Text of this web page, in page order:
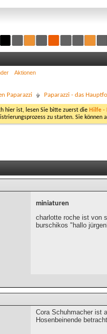
Aktionen
Paparazzi Paparazzi - das
hier ist, lesen Sie bitte zuerst die Hilfe -
zu starten. Sie können
miniaturen
charlotte roche ist von
burschikos "hallo
Cora Schuhmacher ist
Hosenbeinende